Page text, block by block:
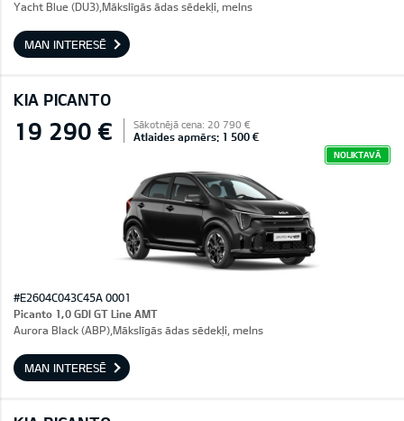
Yacht Blue (DU3),Mākslīgās ādas sēdekļi, melns
MAN INTERESĒ
KIA PICANTO
19 290 € Sākotnējā cena: 20 790 €
Atlaides apmērs: 1 500 €
NOLIKTAVĀ
#E2604C043C45A 0001
Picanto 1,0 GDI GT Line AMT
Aurora Black (ABP),Mākslīgās ādas sēdekļi, melns
MAN INTERESĒ